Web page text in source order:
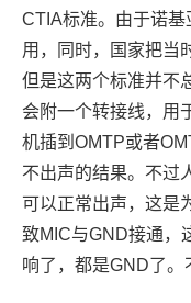
CTIA标准。由于诺
用，同时，国家把当
但是这两个标准并不
会附一个转接线，用
机插到OMTP或者
不出声的结果。不过
可以正常出声，这是
致MIC与GND接通，
响了，都是GND了。